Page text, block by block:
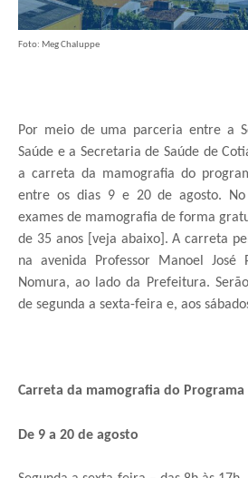
Foto: Meg Chaluppe
Por meio de uma parceria entre a
Saúde e a Secretaria de Saúde de
a carreta da mamografia do
entre os dias 9 e 20 de agosto. No
exames de mamografia de forma
de 35 anos [veja abaixo]. A carreta
na avenida Professor Manoel José
Nomura, ao lado da Prefeitura.
de segunda a sexta-feira e, aos
Carreta da mamografia do Programa
De 9 a 20 de agosto